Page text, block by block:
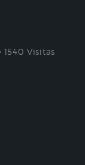
1540 Visitas